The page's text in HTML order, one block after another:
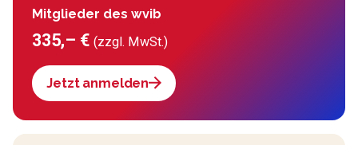
Mitglieder des wvib
335,– €(zzgl. MwSt.)
Jetzt anmelden